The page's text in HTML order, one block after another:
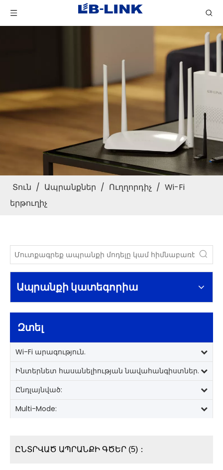
Տուն / Ապրանքներ / Ուղղորդիչ / Wi-Fi
երթուղիչ
Ապրանքի կատեգորիա
Զտել
Wi-Fi արագություն.
Ինտերնետ հասանելիության նավահանգիստներ.
Ընդլայնված:
Multi-Mode:
ԸՆՏՐՎԱԾ ԱՊՐԱՆՔԻ ԳԾԵՐ (5)：